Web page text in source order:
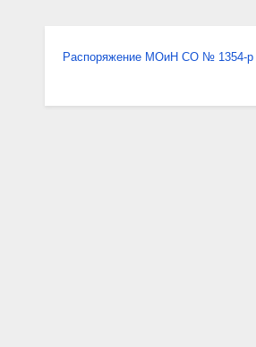
Распоряжение МОиН СО № 1354-р